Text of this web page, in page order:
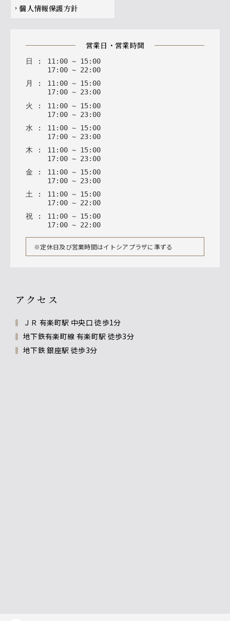
chevron_right 個人情報保護方針
営業日・営業時間
日 : 11: 00 ~ 15: 00
17: 00 ~ 22: 00
月
: 11: 00 ~ 15: 00
17: 00 ~ 23: 00
火
: 11 : 00 ~ 15: 00
17: 00 ~ 23: 00
水 : 11 : 00 ~ 15: 00
17: 00 ~ 23: 00
木 : 11 : 00 ~ 15: 00
17: 00 ~ 23: 00
金 : 11 : 00 ~ 15: 00
17: 00 ~ 23: 00
土 : 11 : 00 ~ 15: 00
17: 00 ~ 22 : 00
祝 : 11: 00 ~ 15: 00
17: 00 ~ 22: 00
※定休日及び営業時間はイトシアプラザに準ずる
アクセス
ＪＲ 有楽町駅 中央口 徒歩1分
地下鉄有楽町線 有楽町駅 徒歩3分
地下鉄 銀座駅 徒歩3分